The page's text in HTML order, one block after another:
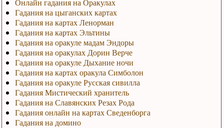
Гадания на цыганских картах
Гадания на картах Ленорман
Гадания на картах Эльтины
Гадания на оракуле мадам Эндоры
Гадания на оракулах Дорин Верче
Гадания на оракуле Дыхание ночи
Гадания на картах оракула Симболон
Гадания на оракуле Русская сивилла
Гадания Мистический хранитель
Гадания на Славянских Резах Рода
Гадания онлайн на картах Сведенборга
Гадания на домино